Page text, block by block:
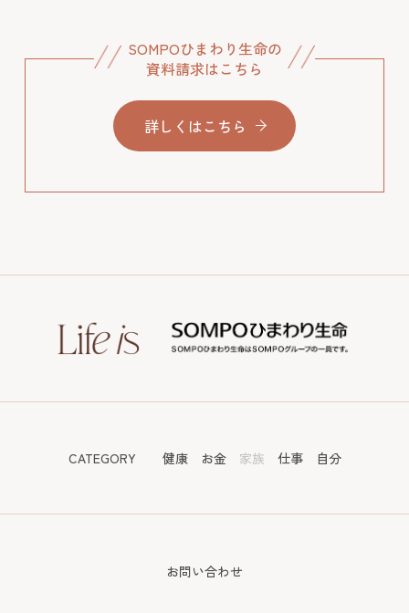
SOMPOひまわり生命の
資料請求はこちら
詳しくはこちら
CATEGORY 健康 お金 家族 仕事 自分
お問い合わせ